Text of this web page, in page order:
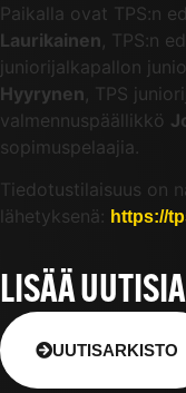
Paikalla ovat TPS:n
Laurikainen , TPS:n
juniorijalkapallon
Hyyrynen , TPS
valmennuspäällikkö
sopimuspelaajia.
Tiedotustilaisuus on
lähetyksenä: https://
LISÄÄ UUTISIA
UUTISARKISTO